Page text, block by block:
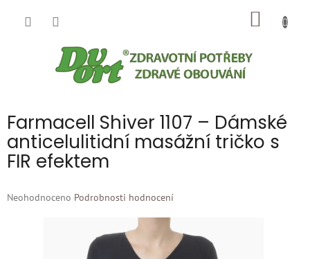
Farmacell Shiver 1107 – Dámské
anticelulitidní masážní tričko s
FIR efektem
Průměrné
Neohodnoceno Podrobnosti hodnocení